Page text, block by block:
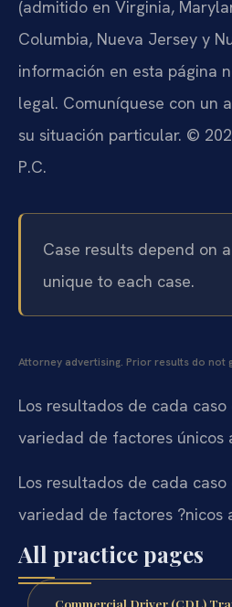
(admitido en Virginia,
Columbia, Nueva Jersey y
información en esta página
legal. Comuníquese con un
su situación particular. ©
P.C.
Case results depend on
unique to each case.
Attorney advertising. Prior results do not
Los resultados de cada
variedad de factores únicos
Los resultados de cada
variedad de factores ?nicos
All practice pages
Commercial Driver (CDL)